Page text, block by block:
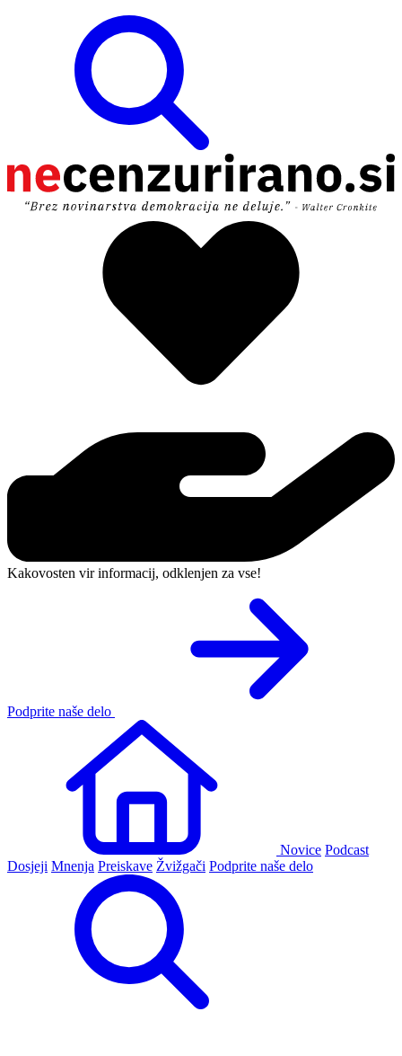
Kakovosten vir informacij, odklenjen za vse!
Podprite naše delo
Novice Podcast
Dosjeji Mnenja Preiskave Žvižgači Podprite naše delo